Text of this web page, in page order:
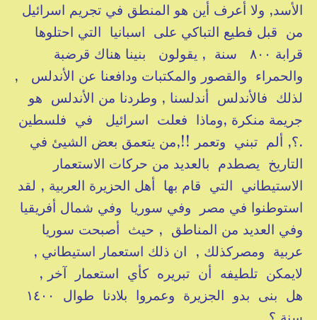
الأسد, ولا أعرف أين هو المنطق في تجريم اسرائيل
من قبل فطيع التباكي على اسبانيا التي احتلوها
قرابة ٨٠٠ سنة , يقولون بنينا هناك قرضبة
والحمراء والقصور والمكتبات ودافعنا عن الأندلس ,
لذلك فالأندلس أندلسنا , وطردنا من الأندلس هو
جريمة منكرة ,وماذا فعلت اسرائيل في فلسطين
.؟, ألم تبني وتعمر !!,من يتعمق بعض الشيئ في
التاريخ يصطدم بالعديد من حركات الاستعمار
الاستيطاني التي قام بها أهل الحزيرة العربية , لقد
استوطنوا في مصر وفي سوريا وفي شمال أفريقيا
وفي العديد من المناطق , حيث أصبحت سوريا
عربية ومصركذلك , ان ذلك استعمار استيطاني ,
لايمكن تلطيفه أن تبريره كأي استعمار آخر ,